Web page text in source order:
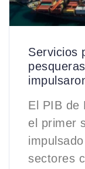
Servicios
El PIB de
el primer
sectores